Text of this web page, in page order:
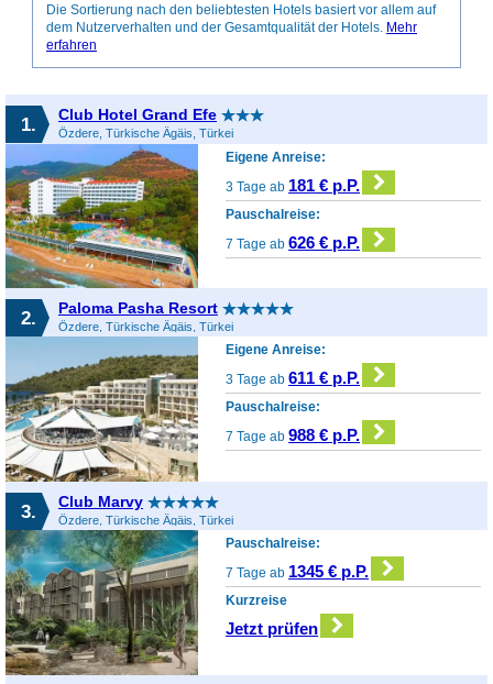
Die Sortierung nach den beliebtesten Hotels basiert vor allem auf
dem Nutzerverhalten und der Gesamtqualität der Hotels. Mehr
erfahren
1. Club Hotel Grand Efe
Özdere, Türkische Ägäis, Türkei
Eigene Anreise:
3 Tage ab 181 € p.P.
Pauschalreise:
7 Tage ab626 € p.P.
2. Paloma Pasha Resort
Özdere, Türkische Ägäis, Türkei
Eigene Anreise:
3 Tage ab611 € p.P.
Pauschalreise:
7 Tage ab988 € p.P.
3. Club Marvy
Özdere, Türkische Ägäis, Türkei
Pauschalreise:
7 Tage ab 1345 € p.P.
Kurzreise
Jetzt prüfen